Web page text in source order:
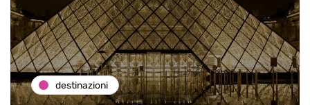
destinazioni